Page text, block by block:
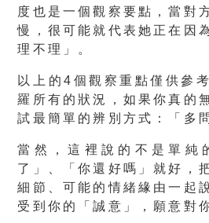
度也是一個觀察要點，當對
慢，很可能就代表她正在因
理不理」。
以上的4個觀察重點僅供參
羅所有的狀況，如果你真的
試最簡單的辨別方式：
「多
當然，這裡說的不是單純
了」、「你還好嗎」就好，
細節、可能的情緒緣由一起
受到你的「誠意」，願意對